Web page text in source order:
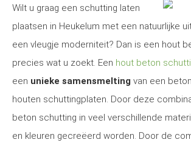
Wilt u graag een schutting laten
plaatsen in Heukelum met een natuurlijke
een vleugje moderniteit? Dan is een hout
precies wat u zoekt. Een hout beton
een unieke samensmelting van een
houten schuttingplaten. Door deze
beton schutting in veel verschillende
en kleuren gecreëerd worden. Door de